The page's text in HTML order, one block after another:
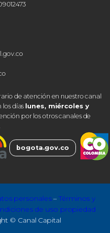
de atención en nuestro canal
días lunes, miércoles y
por los otros canales de
bogota.gov.co
personales–Términos y
de uso propiedad
© Canal Capital